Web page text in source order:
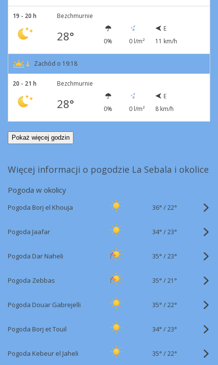
19 - 20 h Bezchmurnie
28° 0% 0 l/m²
E
11 km/h
Zachód o 19:18
20 - 21 h Bezchmurnie
28° 0% 0 l/m²
E
8 km/h
Pokaż więcej godzin
Więcej informacji o pogodzie La Sebala i okolice
Pogoda w okolicy
Pogoda Borj el Khouja 36° /22°
Pogoda Jaafar 34° /23°
Pogoda Dar Naheli 35° /23°
Pogoda Zebbas 35° /21°
Pogoda Douar Gabrejelli 35° /22°
Pogoda Borj et Touil 34° /23°
Pogoda Kebeur el Jaheli 35° /22°